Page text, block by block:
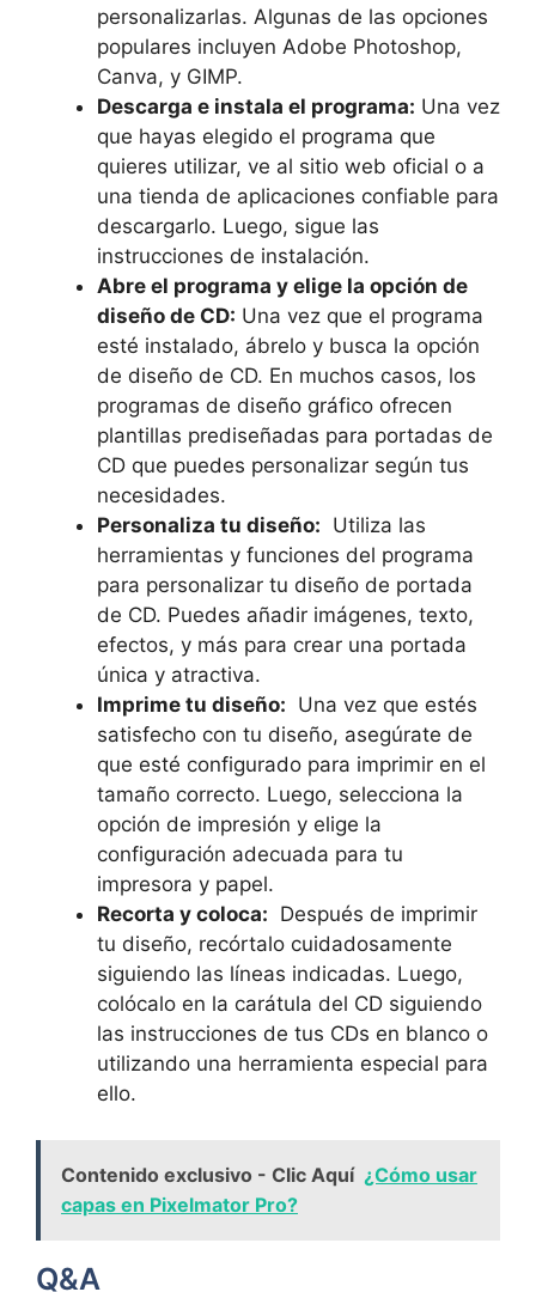
‍personalizarlas. Algunas de las opciones
populares incluyen Adobe Photoshop,
Canva, y GIMP.
Descarga e instala el programa: Una vez
que hayas elegido el programa que
quieres utilizar, ve ‌al sitio web oficial o a
una ‌tienda⁤ de aplicaciones confiable para
descargarlo. Luego, sigue las
instrucciones de instalación.
Abre el programa y elige la opción⁤ de
diseño de CD: Una vez que el programa⁢
esté instalado, ábrelo y busca la opción
de diseño de CD.​ En muchos casos, los
programas de diseño gráfico ofrecen
plantillas⁢ prediseñadas para portadas de
CD que ‌puedes personalizar según tus
necesidades.
Personaliza tu diseño: ‍ Utiliza las
herramientas ⁤y funciones del programa
para personalizar tu diseño de portada
de CD. Puedes añadir imágenes, texto,
efectos, y más para crear una portada
única y atractiva.
Imprime tu diseño: ‌ Una vez que estés
satisfecho con tu diseño, asegúrate de
que esté configurado para imprimir en el
tamaño correcto. Luego, selecciona la
opción de impresión y elige la
configuración adecuada para tu
impresora y⁢ papel.
Recorta y‌ coloca: ⁣ Después de imprimir
tu diseño, recórtalo cuidadosamente
siguiendo las⁢ líneas indicadas. Luego,
colócalo en ‌la carátula del CD siguiendo
⁣las instrucciones de tus CDs en blanco o
utilizando una herramienta especial‌ para
ello.
Contenido exclusivo - Clic Aquí ¿Cómo usar
capas en Pixelmator Pro?
Q&A